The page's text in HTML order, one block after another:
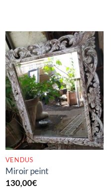
RUPTURE DE STOCK
VENDUS
Miroir peint
130,00€